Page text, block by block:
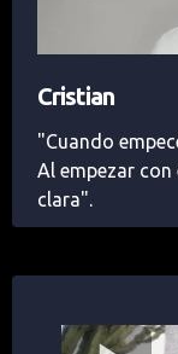
Cristian
"Cuando
Al empezar
clara".